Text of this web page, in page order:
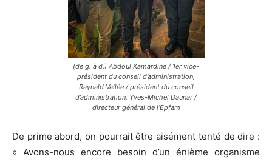
(de g. à d.) Abdoul Kamardine / 1er vice-
président du conseil d’administration,
Raynald Vallée / président du conseil
d’administration, Yves-Michel Daunar /
directeur général de l’Epfam
De prime abord, on pourrait être aisément tenté de dire :
« Avons-nous encore besoin d’un énième organisme